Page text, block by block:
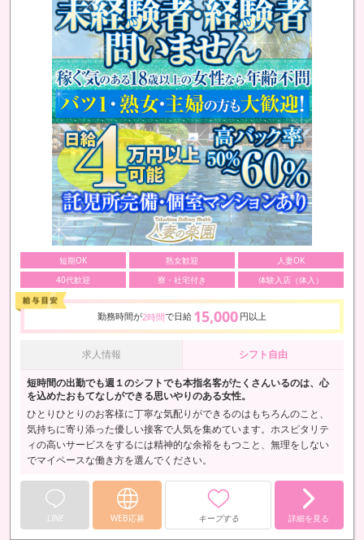
短期OK 熟女歓迎
人妻OK
40代歓迎
寮・社宅付き 体験入店（体入）
勤務時間が2時間で日給 15,000 円以上
求人情報 シフト自由
短時間の出勤でも週１のシフトでも本指名客がたくさんいるのは、心
を込めたおもてなしができる思いやりのある女性。
ひとりひとりのお客様に丁寧な気配りができるのはもちろんのこと、
気持ちに寄り添った優しい接客で人気を集めています。ホスピタリテ
ィの高いサービスをするには精神的な余裕をもつこと、無理をしない
でマイペースな働き方を選んでください。
LINE WEB応募 キープする 詳細を見る